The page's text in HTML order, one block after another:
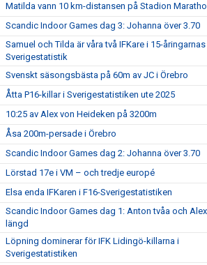
Matilda vann 10 km-distansen på Stadion
Scandic Indoor Games dag 3: Johanna över 3.70
Samuel och Tilda är våra två IFKare i 15-åringarnas
Sverigestatistik
Svenskt säsongsbästa på 60m av JC i Örebro
Åtta P16-killar i Sverigestatistiken ute 2025
10:25 av Alex von Heideken på 3200m
Åsa 200m-persade i Örebro
Scandic Indoor Games dag 2: Johanna över 3.70
Lörstad 17e i VM – och tredje europé
Elsa enda IFKaren i F16-Sverigestatistiken
Scandic Indoor Games dag 1: Anton tvåa och
längd
Löpning dominerar för IFK Lidingö-killarna i
Sverigestatistiken